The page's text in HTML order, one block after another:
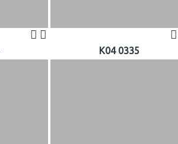
K04 0335